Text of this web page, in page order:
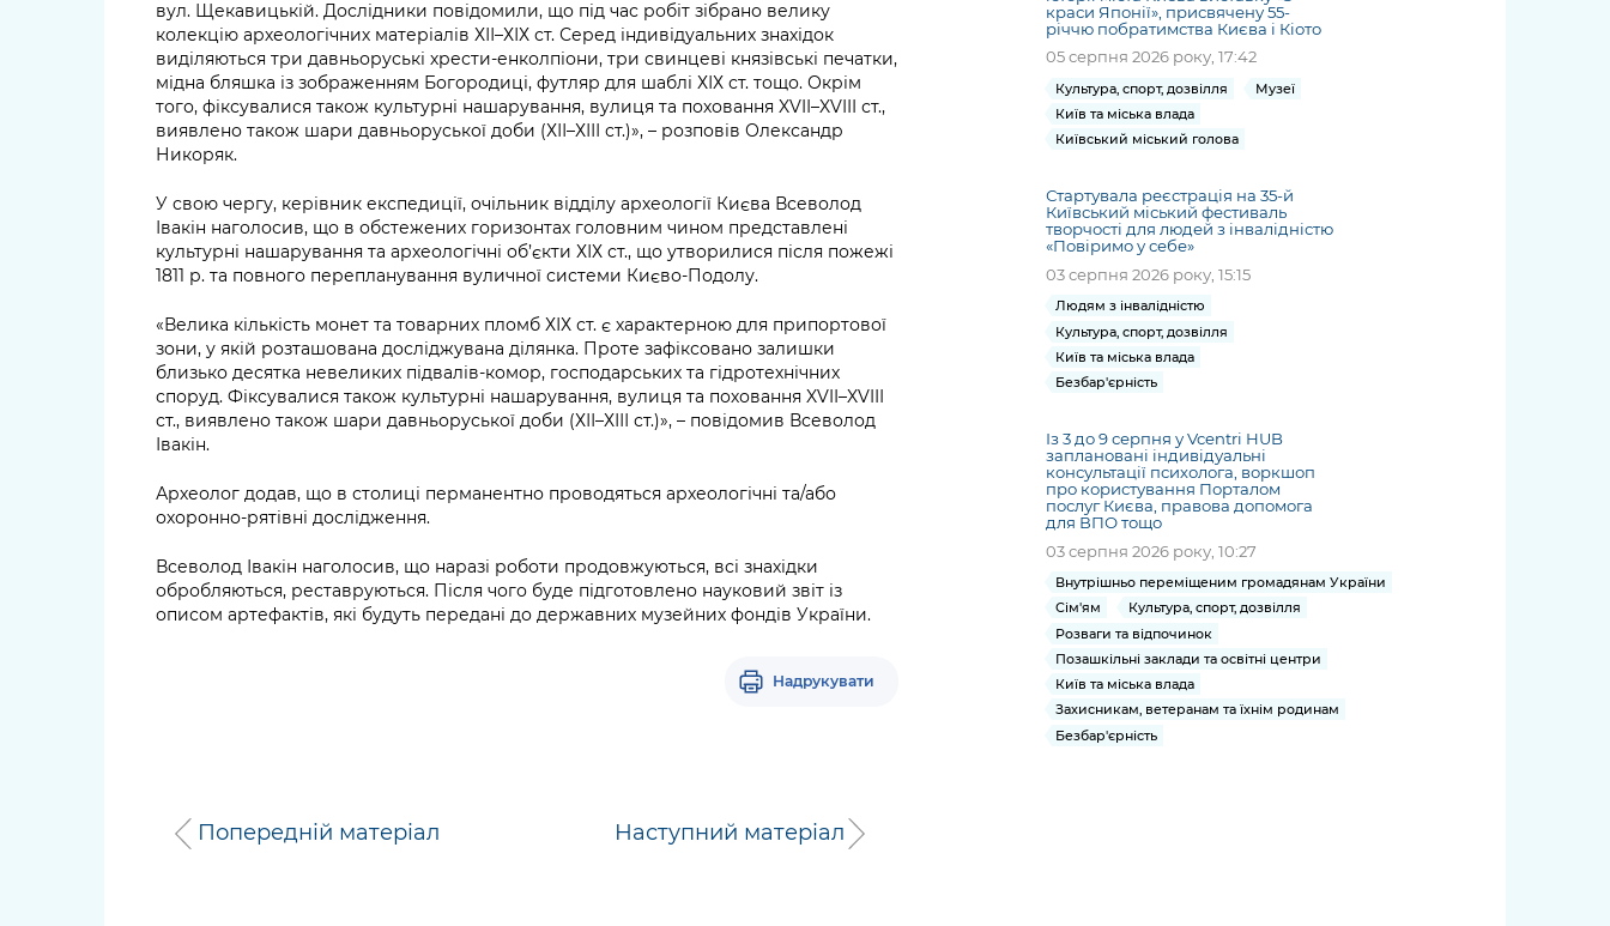
вул. Щекавицькій. Дослідники повідомили, що під час робіт зібрано велику
колекцію археологічних матеріалів ХІІ–ХІХ ст. Серед індивідуальних знахідок
виділяються три давньоруські хрести-енколпіони, три свинцеві князівські печатки,
мідна бляшка із зображенням Богородиці, футляр для шаблі ХІХ ст. тощо. Окрім
того, фіксувалися також культурні нашарування, вулиця та поховання XVII–XVIII ст.,
виявлено також шари давньоруської доби (ХІІ–ХІІІ ст.)», – розповів Олександр
Никоряк.
У свою чергу, керівник експедиції, очільник відділу археології Києва Всеволод
Івакін наголосив, що в обстежених горизонтах головним чином представлені
культурні нашарування та археологічні об’єкти ХІХ ст., що утворилися після пожежі
1811 р. та повного перепланування вуличної системи Києво-Подолу.
«Велика кількість монет та товарних пломб ХІХ ст. є характерною для припортової
зони, у якій розташована досліджувана ділянка. Проте зафіксовано залишки
близько десятка невеликих підвалів-комор, господарських та гідротехнічних
споруд. Фіксувалися також культурні нашарування, вулиця та поховання XVII–XVIII
ст., виявлено також шари давньоруської доби (ХІІ–ХІІІ ст.)», – повідомив Всеволод
Івакін.
Археолог додав, що в столиці перманентно проводяться археологічні та/або
охоронно-рятівні дослідження.
Всеволод Івакін наголосив, що наразі роботи продовжуються, всі знахідки
обробляються, реставруються. Після чого буде підготовлено науковий звіт із
описом артефактів, які будуть передані до державних музейних фондів України.
Надрукувати
Попередній матеріал Наступний матеріал
краси Японії», присвячену 55-
річчю побратимства Києва і Кіото
05 серпня 2026 року, 17:42
Культура, спорт, дозвілля
Музеї
Київ та міська влада
Київський міський голова
Стартувала реєстрація на 35-й
Київський міський фестиваль
творчості для людей з інвалідністю
«Повіримо у себе»
03 серпня 2026 року, 15:15
Людям з інвалідністю
Культура, спорт, дозвілля
Київ та міська влада
Безбар'єрність
Із 3 до 9 серпня у Vcentri HUB
заплановані індивідуальні
консультації психолога, воркшоп
про користування Порталом
послуг Києва, правова допомога
для ВПО тощо
03 серпня 2026 року, 10:27
Внутрішньо переміщеним громадянам України
Сім'ям
Культура, спорт, дозвілля
Розваги та відпочинок
Позашкільні заклади та освітні центри
Київ та міська влада
Захисникам, ветеранам та їхнім родинам
Безбар'єрність